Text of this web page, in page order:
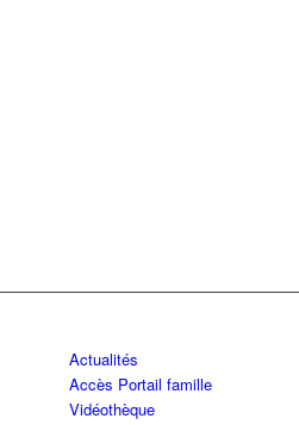
Actualités
Accès Portail famille
Vidéothèque